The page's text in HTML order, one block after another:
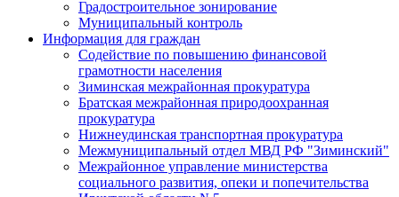
Градостроительное зонирование
Муниципальный контроль
Информация для граждан
Содействие по повышению финансовой
грамотности населения
Зиминская межрайонная прокуратура
Братская межрайонная природоохранная
прокуратура
Нижнеудинская транспортная прокуратура
Межмуниципальный отдел МВД РФ "Зиминский"
Межрайонное управление министерства
социального развития, опеки и попечительства